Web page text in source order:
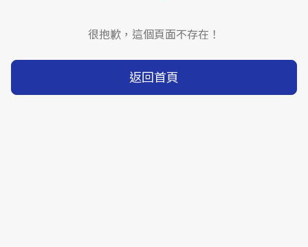
很抱歉，這個頁面不存在！
返回首頁